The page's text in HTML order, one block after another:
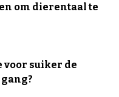
om dierentaal te
voor suiker de